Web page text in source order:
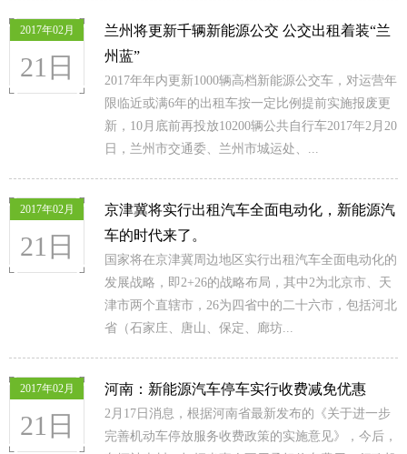
2017年02月
21日
兰州将更新千辆新能源公交 公交出租着装“兰
州蓝”
2017年年内更新1000辆高档新能源公交车，对运营年
限临近或满6年的出租车按一定比例提前实施报废更
新，10月底前再投放10200辆公共自行车2017年2月20
日，兰州市交通委、兰州市城运处、...
2017年02月
21日
京津冀将实行出租汽车全面电动化，新能源汽
车的时代来了。
国家将在京津冀周边地区实行出租汽车全面电动化的
发展战略，即2+26的战略布局，其中2为北京市、天
津市两个直辖市，26为四省中的二十六市，包括河北
省（石家庄、唐山、保定、廊坊...
2017年02月
21日
河南：新能源汽车停车实行收费减免优惠
2月17日消息，根据河南省最新发布的《关于进一步
完善机动车停放服务收费政策的实施意见》，今后，